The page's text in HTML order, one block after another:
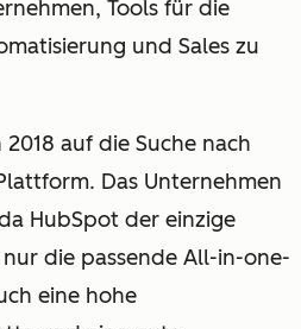
Tools für die
und Sales zu
auf die Suche nach
Das Unternehmen
HubSpot der einzige
die passende All-in-one-
eine hohe